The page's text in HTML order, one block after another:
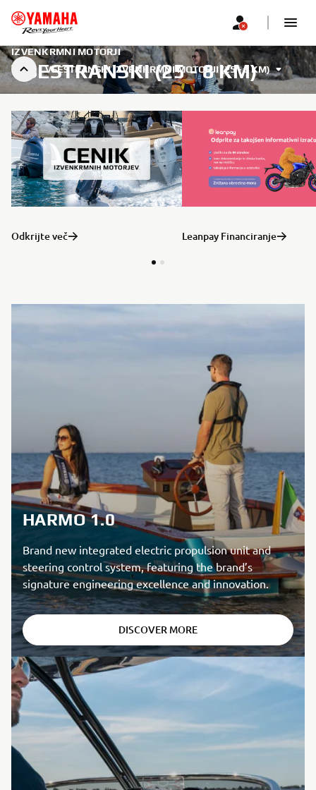
VSESTRANSKI IZVENKRMNI MOTORJI (25 - 8 KM)
IZVENKRMNI MOTORJI
VSESTRANSKI (25 - 8 KM)
Odkrijte več Leanpay Financiranje
HARMO 1.0
Brand new integrated electric propulsion unit and
steering control system, featuring the brand’s
signature engineering excellence and innovation.
DISCOVER MORE